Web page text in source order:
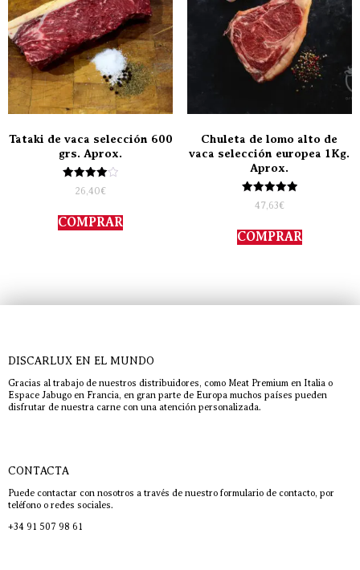
Tataki de vaca selección 600
grs. Aprox.
Valorado
con
de 5
26,40€
COMPRAR
Chuleta de lomo alto de
vaca selección europea 1Kg.
Aprox.
Valorado
con
de 5
47,63€
COMPRAR
DISCARLUX EN EL MUNDO
Gracias al trabajo de nuestros distribuidores, como Meat Premium en Italia o
Espace Jabugo en Francia, en gran parte de Europa muchos países pueden
disfrutar de nuestra carne con una atención personalizada.
CONTACTA
Puede contactar con nosotros a través de nuestro formulario de contacto, por
teléfono o redes sociales.
+34 91 507 98 61